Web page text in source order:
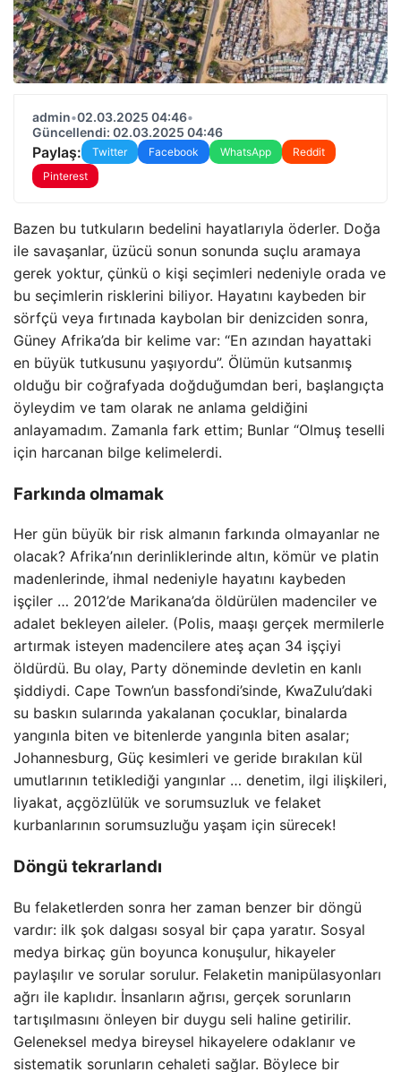
admin•02.03.2025 04:46•
Güncellendi: 02.03.2025 04:46
Paylaş: Twitter Facebook WhatsApp
Reddit
Pinterest
Bazen bu tutkuların bedelini hayatlarıyla öderler. Doğa
ile savaşanlar, üzücü sonun sonunda suçlu aramaya
gerek yoktur, çünkü o kişi seçimleri nedeniyle orada ve
bu seçimlerin risklerini biliyor. Hayatını kaybeden bir
sörfçü veya fırtınada kaybolan bir denizciden sonra,
Güney Afrika’da bir kelime var: “En azından hayattaki
en büyük tutkusunu yaşıyordu”. Ölümün kutsanmış
olduğu bir coğrafyada doğduğumdan beri, başlangıçta
öyleydim ve tam olarak ne anlama geldiğini
anlayamadım. Zamanla fark ettim; Bunlar “Olmuş teselli
için harcanan bilge kelimelerdi.
Farkında olmamak
Her gün büyük bir risk almanın farkında olmayanlar ne
olacak? Afrika’nın derinliklerinde altın, kömür ve platin
madenlerinde, ihmal nedeniyle hayatını kaybeden
işçiler … 2012’de Marikana’da öldürülen madenciler ve
adalet bekleyen aileler. (Polis, maaşı gerçek mermilerle
artırmak isteyen madencilere ateş açan 34 işçiyi
öldürdü. Bu olay, Party döneminde devletin en kanlı
şiddiydi. Cape Town’un bassfondi’sinde, KwaZulu’daki
su baskın sularında yakalanan çocuklar, binalarda
yangınla biten ve bitenlerde yangınla biten asalar;
Johannesburg, Güç kesimleri ve geride bırakılan kül
umutlarının tetiklediği yangınlar … denetim, ilgi ilişkileri,
liyakat, açgözlülük ve sorumsuzluk ve felaket
kurbanlarının sorumsuzluğu yaşam için sürecek!
Döngü tekrarlandı
Bu felaketlerden sonra her zaman benzer bir döngü
vardır: ilk şok dalgası sosyal bir çapa yaratır. Sosyal
medya birkaç gün boyunca konuşulur, hikayeler
paylaşılır ve sorular sorulur. Felaketin manipülasyonları
ağrı ile kaplıdır. İnsanların ağrısı, gerçek sorunların
tartışılmasını önleyen bir duygu seli haline getirilir.
Geleneksel medya bireysel hikayelere odaklanır ve
sistematik sorunların cehaleti sağlar. Böylece bir